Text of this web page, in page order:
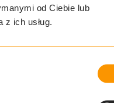
od Ciebie lub
ich usług.
z uwagą na
budżet, jaki